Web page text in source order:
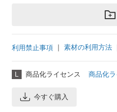
利用禁止事項 ｜ 素材の利用方法
L 商品化ライセンス 商品化
今すぐ購入